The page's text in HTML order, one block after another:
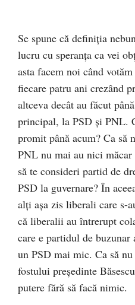
Se spune că definiția
lucru cu speranța ca vei
asta facem noi când
fiecare patru ani crezând
altceva decât au făcut
principal, la PSD și PNL.
promit până acum? Ca să
PNL nu mai au nici
să te consideri partid de
PSD la guvernare? În
alți așa zis liberali care s-
că liberalii au întrerupt
care e partidul de
un PSD mai mic. Ca să
fostului președinte
putere fără să facă nimic.